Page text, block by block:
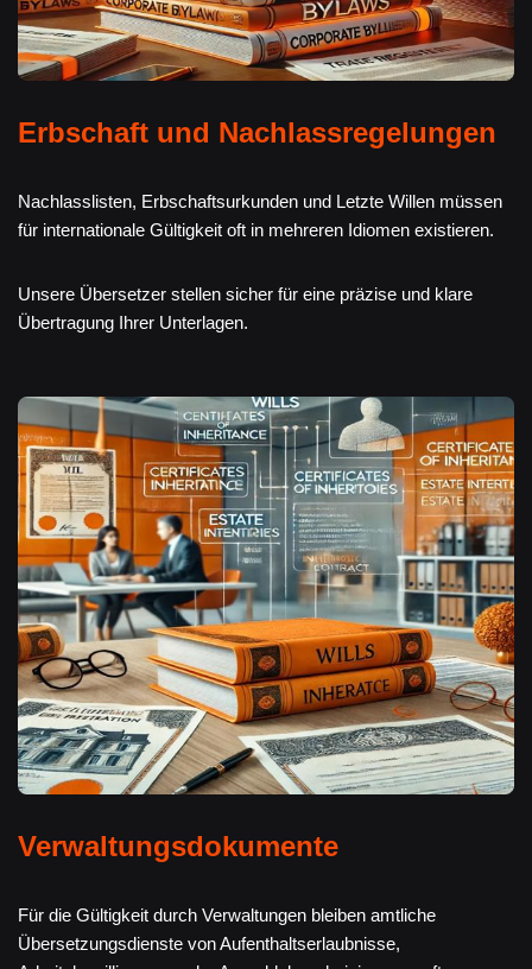
Erbschaft und Nachlassregelungen
Nachlasslisten, Erbschaftsurkunden und Letzte Willen müssen
für internationale Gültigkeit oft in mehreren Idiomen existieren.
Unsere Übersetzer stellen sicher für eine präzise und klare
Übertragung Ihrer Unterlagen.
Verwaltungsdokumente
Für die Gültigkeit durch Verwaltungen bleiben amtliche
Übersetzungsdienste von Aufenthaltserlaubnisse,